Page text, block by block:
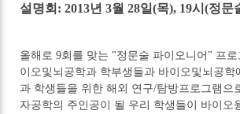
설명회: 2013년 3월 28일(목), 19시(정문
올해로 9회를 맞는 "정문술 파이오니어" 프
이오및뇌공학과 학부생들과 바이오및뇌공학
과 학생들을 위한 해외 연구/탐방프로그램으
자공학의 주인공이 될 우리 학생들이 바이오